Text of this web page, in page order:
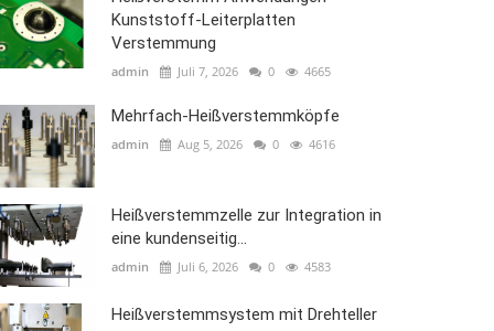
Kunststoff-Leiterplatten
Verstemmung
admin Juli 7, 2026 0 4665
Mehrfach-Heißverstemmköpfe
admin Aug 5, 2026 0 4616
Heißverstemmzelle zur Integration in
eine kundenseitig...
admin Juli 6, 2026 0 4583
Heißverstemmsystem mit Drehteller